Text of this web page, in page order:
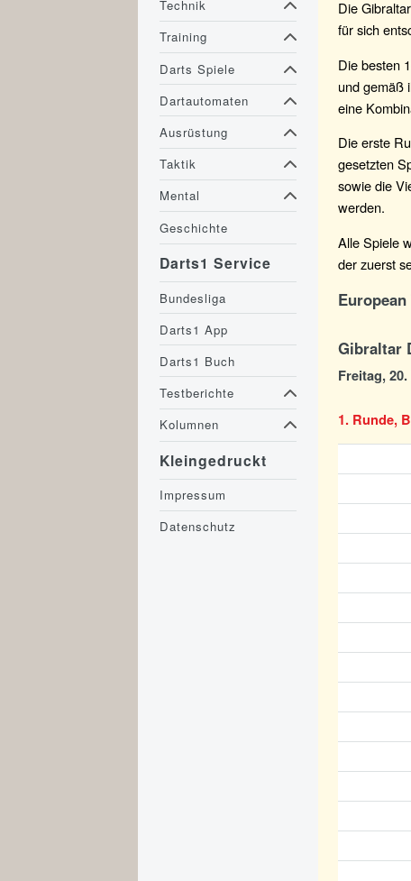
Die
für sich
Die besten
und gemäß
eine
Die erste
gesetzten
sowie die
werden.
Alle Spiele
der zuerst
Gibraltar
Freitag,
1. Runde,
Technik
Training
Darts Spiele
Dartautomaten
Ausrüstung
Taktik
Mental
Geschichte
Darts1 Service
Bundesliga
Darts1 App
Darts1 Buch
Testberichte
Kolumnen
Kleingedruckt
Impressum
Datenschutz